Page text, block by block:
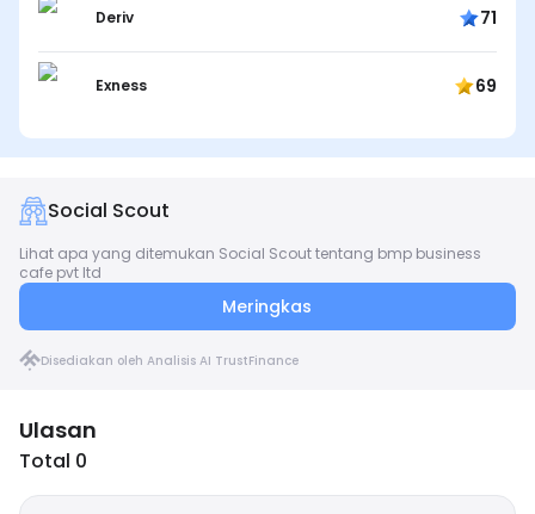
Deriv 71
Exness 69
Social Scout
Lihat apa yang ditemukan Social Scout tentang bmp business
cafe pvt ltd
Meringkas
Disediakan oleh Analisis AI TrustFinance
Ulasan
Total 0